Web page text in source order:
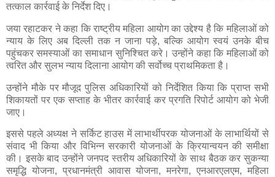
तत्काल कार्रवाई के निर्देश दिए।
जया रहाटकर ने कहा कि राष्ट्रीय महिला आयोग का उद्देश्य है कि महिलाओं को
न्याय के लिए अब दिल्ली तक न जाना पड़े, बल्कि आयोग स्वयं उनके बीच
पहुंचकर समस्याओं का समाधान सुनिश्चित करे। उन्होंने कहा कि महिलाओं को
त्वरित और सुलभ न्याय दिलाना आयोग की सर्वोच्च प्राथमिकता है।
उन्होंने मौके पर मौजूद पुलिस अधिकारियों को निर्देशित किया कि प्राप्त सभी
शिकायतों पर एक सप्ताह के भीतर कार्रवाई कर प्रगति रिपोर्ट आयोग को भेजी
जाए।
इससे पहले अध्यक्ष ने सर्किट हाउस में लाभार्थीपरक योजनाओं के लाभार्थियों से
संवाद भी किया और विभिन्न सरकारी योजनाओं के क्रियान्वयन की समीक्षा
की। इसके बाद उन्होंने जनपद स्तरीय अधिकारियों के साथ बैठक कर सुकन्या
समृद्धि योजना, प्रधानमंत्री आवास योजना, मनरेगा, एनआरएलएम, महिला